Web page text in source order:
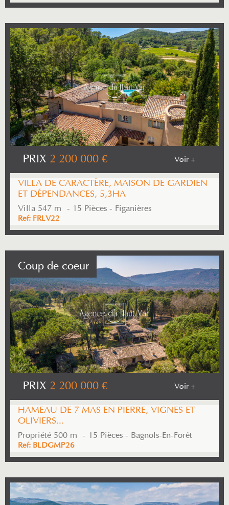
PRIX 2 200 000 € Voir +
VILLA DE CARACTÈRE, MAISON DE GARDIEN
ET DÉPENDANCES, 5,3HA
Villa 547 m² - 15 Pièces - Figanières
Ref: FRLV22
Coup de coeur
PRIX 2 200 000 € Voir +
HAMEAU DE 7 MAS EN PIERRE, VIGNES ET
OLIVIERS...
Propriété 500 m² - 15 Pièces - Bagnols-En-Forêt
Ref: BLDGMP26